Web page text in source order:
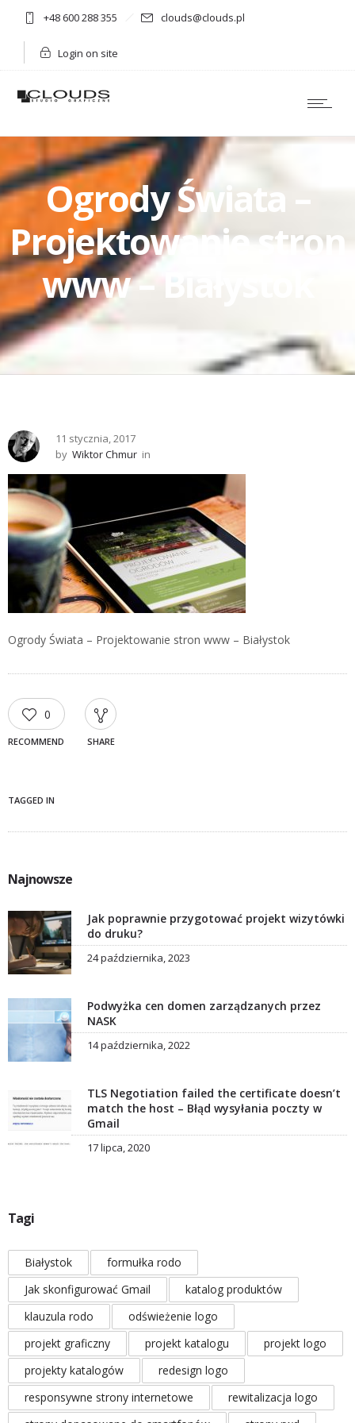
+48 600 288 355 clouds@clouds.pl
Login on site
Ogrody Świata –
Projektowanie stron
www – Białystok
11 stycznia, 2017
by Wiktor Chmur in
Ogrody Świata – Projektowanie stron www – Białystok
0
RECOMMEND SHARE
TAGGED IN
Najnowsze
Jak poprawnie przygotować projekt wizytówki
do druku?
24 października, 2023
Podwyżka cen domen zarządzanych przez
NASK
14 października, 2022
TLS Negotiation failed the certificate doesn’t
match the host – Błąd wysyłania poczty w
Gmail
17 lipca, 2020
Tagi
Białystok
formułka rodo
Jak skonfigurować Gmail
katalog produktów
klauzula rodo
odświeżenie logo
projekt graficzny
projekt katalogu
projekt logo
projekty katalogów
redesign logo
responsywne strony internetowe
rewitalizacja logo